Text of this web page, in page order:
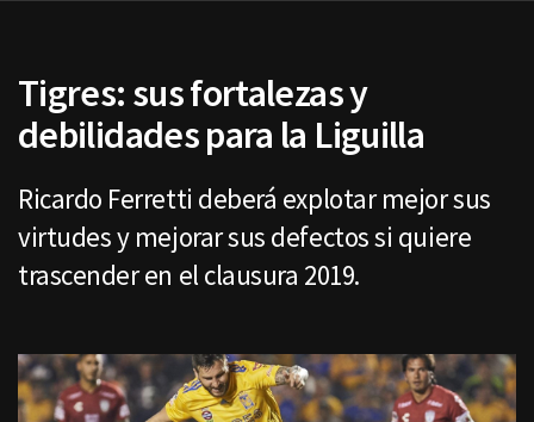
Tigres: sus fortalezas y
debilidades para la Liguilla
Ricardo Ferretti deberá explotar mejor sus
virtudes y mejorar sus defectos si quiere
trascender en el clausura 2019.